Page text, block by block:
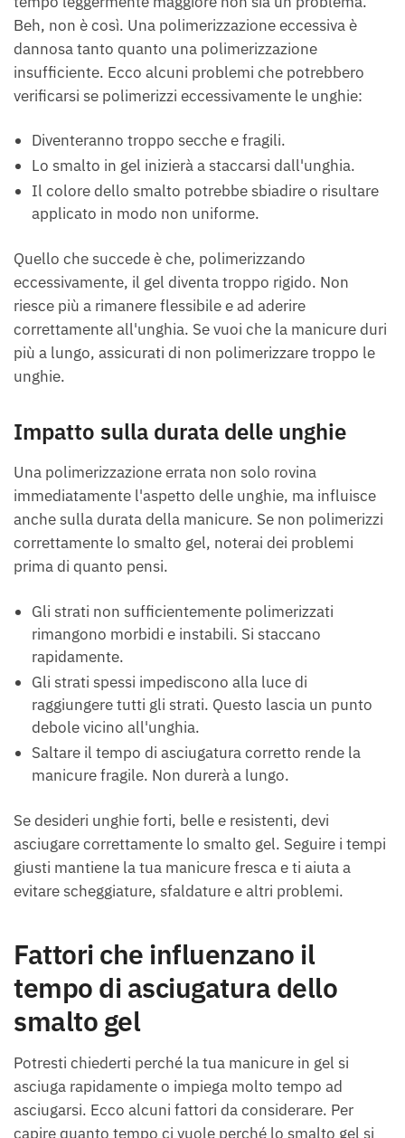
Beh, non è così. Una polimerizzazione eccessiva è
dannosa tanto quanto una polimerizzazione
insufficiente. Ecco alcuni problemi che potrebbero
verificarsi se polimerizzi eccessivamente le unghie:
Diventeranno troppo secche e fragili.
Lo smalto in gel inizierà a staccarsi dall'unghia.
Il colore dello smalto potrebbe sbiadire o risultare
applicato in modo non uniforme.
Quello che succede è che, polimerizzando
eccessivamente, il gel diventa troppo rigido. Non
riesce più a rimanere flessibile e ad aderire
correttamente all'unghia. Se vuoi che la manicure duri
più a lungo, assicurati di non polimerizzare troppo le
unghie.
Impatto sulla durata delle unghie
Una polimerizzazione errata non solo rovina
immediatamente l'aspetto delle unghie, ma influisce
anche sulla durata della manicure. Se non polimerizzi
correttamente lo smalto gel, noterai dei problemi
prima di quanto pensi.
Gli strati non sufficientemente polimerizzati
rimangono morbidi e instabili. Si staccano
rapidamente.
Gli strati spessi impediscono alla luce di
raggiungere tutti gli strati. Questo lascia un punto
debole vicino all'unghia.
Saltare il tempo di asciugatura corretto rende la
manicure fragile. Non durerà a lungo.
Se desideri unghie forti, belle e resistenti, devi
asciugare correttamente lo smalto gel. Seguire i tempi
giusti mantiene la tua manicure fresca e ti aiuta a
evitare scheggiature, sfaldature e altri problemi.
Fattori che influenzano il
tempo di asciugatura dello
smalto gel
Potresti chiederti perché la tua manicure in gel si
asciuga rapidamente o impiega molto tempo ad
asciugarsi. Ecco alcuni fattori da considerare. Per
capire quanto tempo ci vuole perché lo smalto gel si